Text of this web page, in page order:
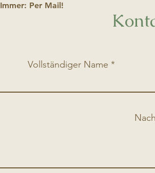
Immer: Per Mail!
Vollständiger Name